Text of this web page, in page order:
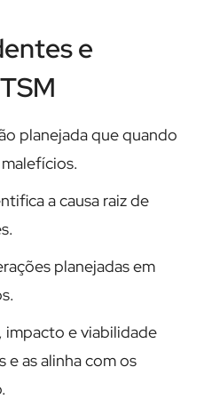
e
planejada que quando
a causa raiz de
planejadas em
impacto e viabilidade
e as alinha com os